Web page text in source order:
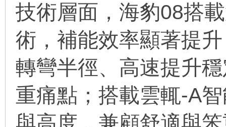
技術層面，海豹08搭
術，補能效率顯著提
轉彎半徑、高速提升
重痛點；搭載雲輒-A